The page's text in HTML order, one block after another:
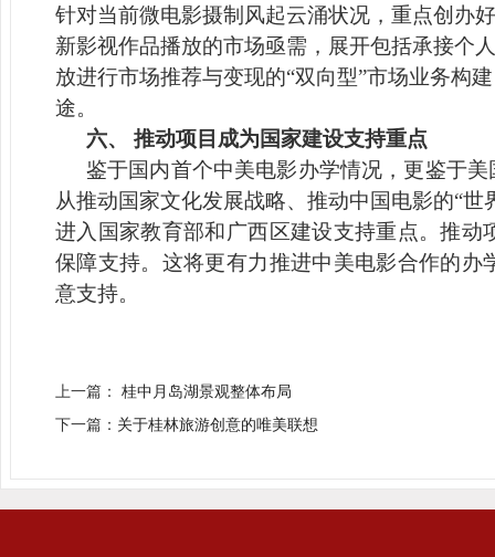
针对当前微电影摄制风起云涌状况，重点创办
新影视作品播放的市场亟需，展开包括承接个
放进行市场推荐与变现的“双向型”市场业务构
途。
六、 推动项目成为国家建设支持重点
鉴于国内首个中美电影办学情况，更鉴于
从推动国家文化发展战略、推动中国电影的“
进入国家教育部和广西区建设支持重点。推
保障支持。这将更有力推进中美电影合作的
意支持。
上一篇：
桂中月岛湖景观整体布局
下一篇： 关于桂林旅游创意的唯美联想